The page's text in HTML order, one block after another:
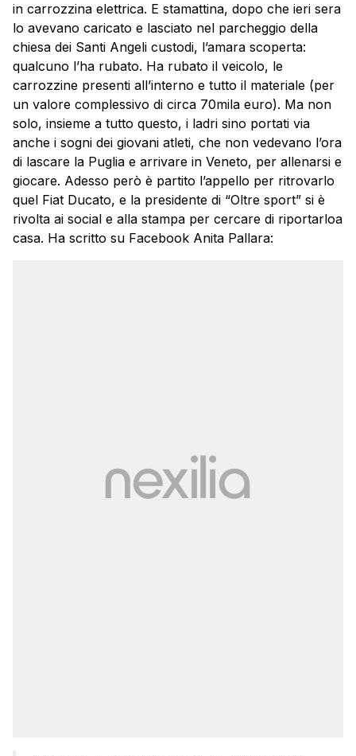
in carrozzina elettrica. E stamattina, dopo che ieri sera
lo avevano caricato e lasciato nel parcheggio della
chiesa dei Santi Angeli custodi, l’amara scoperta:
qualcuno l’ha rubato. Ha rubato il veicolo, le
carrozzine presenti all’interno e tutto il materiale (per
un valore complessivo di circa 70mila euro). Ma non
solo, insieme a tutto questo, i ladri sino portati via
anche i sogni dei giovani atleti, che non vedevano l’ora
di lascare la Puglia e arrivare in Veneto, per allenarsi e
giocare. Adesso però è partito l’appello per ritrovarlo
quel Fiat Ducato, e la presidente di “Oltre sport” si è
rivolta ai social e alla stampa per cercare di riportarloa
casa. Ha scritto su Facebook Anita Pallara: